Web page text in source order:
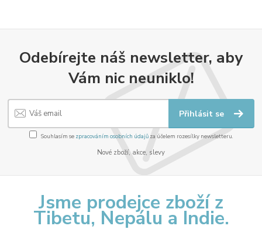
Odebírejte náš newsletter, aby
Vám nic neuniklo!
Přihlásit se
Souhlasím se zpracováním osobních údajůza účelem rozesílky newsletteru.
Nové zboží, akce, slevy
Jsme prodejce zboží z
Tibetu, Nepálu a Indie.